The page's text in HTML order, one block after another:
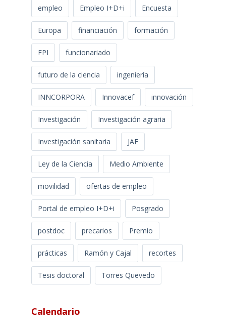
empleo Empleo I+D+i Encuesta
Europa financiación formación
FPI funcionariado
futuro de la ciencia ingeniería
INNCORPORA Innovacef innovación
Investigación Investigación agraria
Investigación sanitaria JAE
Ley de la Ciencia Medio Ambiente
movilidad ofertas de empleo
Portal de empleo I+D+i Posgrado
postdoc precarios Premio
prácticas Ramón y Cajal recortes
Tesis doctoral Torres Quevedo
Calendario